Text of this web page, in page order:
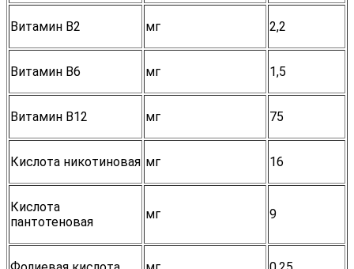
Витамин В2 мг 2,2
Витамин В6 мг 1,5
Витамин В12 мг 75
Кислота никотиновая мг 16
Кислота
пантотеновая
мг 9